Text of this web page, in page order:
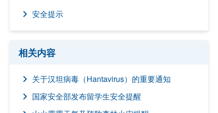
安全提示
相关内容
关于汉坦病毒（Hantavirus）的重要通知
国家安全部发布留学生安全提醒